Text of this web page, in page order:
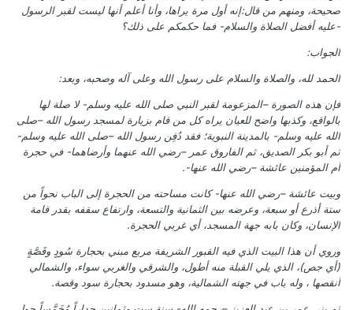
صحيحة، ومنهم من قال:إنه أول مرة يراها، وأنا أعلم أنها ليست لقبر الرسول
-عليه أفضل الصلاة والسلام- فما حكمكم على ذلك؟
الجواب:
الحمد لله، والصلاة والسلام على رسول الله وعلى آله وصحبه، وبعد:
فإن هذه الصورة –المزعومة لقبر النبي صلى الله عليه وسلم- لا صلة لها
بالواقع، وكذبها واضح للعيان يراه كل من قام بزيارة لمسجد رسول الله –صلى
الله عليه وسلم- بالمدينة النبوية؛ فقد دُفِن رسول الله –صلى الله عليه وسلم-
ثم أبو بكر الصديق، ثم الفاروق عمر –رضي الله عنهما وأرضاهما- في حجرة
أم المؤمنين عائشة –رضي الله عنها-.
وبيت عائشة –رضي الله عنها- كانت مساحته من الحجرة إلى الباب نحواً من
ستة أذرع أو سبعة، وعرضه بين الثمانية والتسعة، وارتفاع سقفه بقدر قامة
الإنسان، وكان بابه جهة المسجد، أي غربي الحجرة.
وروي أن هذا البيت الذي فيه القبور الشريفة مربع مبني بحجارة سُودٍ وقَصَّةٍ
(أي جص)، الذي يلي القبلة منه أطول، والشرقي والغربي سواء، والشمالي
أنقصها ، وله باب في جهته الشمالية، وهو مسدود بحجارة سود وقصة.